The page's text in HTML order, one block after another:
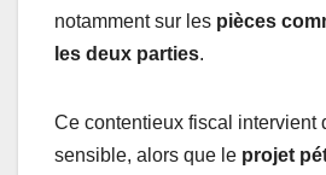
notamment sur les pièces
les deux parties.
Ce contentieux fiscal intervient
sensible, alors que le projet